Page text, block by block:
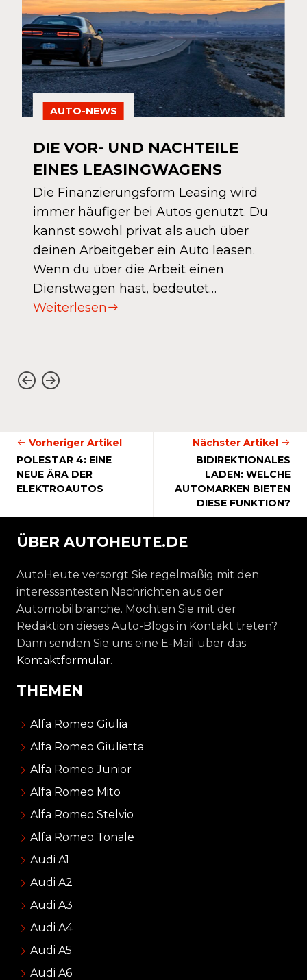
AUTO-NEWS
DIE VOR- UND NACHTEILE
EINES LEASINGWAGENS
Die Finanzierungsform Leasing wird
immer häufiger bei Autos genutzt. Du
kannst sowohl privat als auch über
deinen Arbeitgeber ein Auto leasen.
Wenn du über die Arbeit einen
Dienstwagen hast, bedeutet…
Weiterlesen
Vorheriger Artikel
POLESTAR 4: EINE
NEUE ÄRA DER
ELEKTROAUTOS
Nächster Artikel
BIDIREKTIONALES
LADEN: WELCHE
AUTOMARKEN BIETEN
DIESE FUNKTION?
ÜBER AUTOHEUTE.DE
AutoHeute versorgt Sie regelmäßig mit den
interessantesten Nachrichten aus der
Automobilbranche. Möchten Sie mit der
Redaktion dieses Auto-Blogs in Kontakt treten?
Dann senden Sie uns eine E-Mail über das
Kontaktformular.
THEMEN
Alfa Romeo Giulia
Alfa Romeo Giulietta
Alfa Romeo Junior
Alfa Romeo Mito
Alfa Romeo Stelvio
Alfa Romeo Tonale
Audi A1
Audi A2
Audi A3
Audi A4
Audi A5
Audi A6